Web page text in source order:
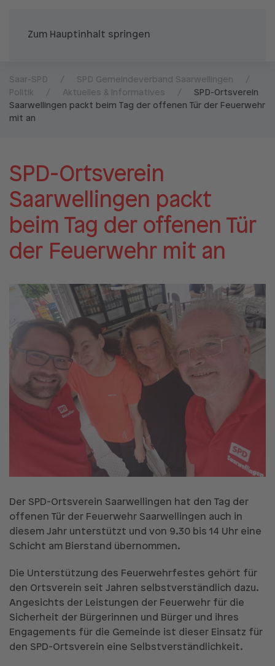
Zum Hauptinhalt springen
Saar-SPD
SPD Gemeindeverband Saarwellingen
Politik
Aktuelles & Informatives
SPD-Ortsverein
Saarwellingen packt beim Tag der offenen Tür der Feuerwehr
mit an
SPD-Ortsverein
Saarwellingen packt
beim Tag der offenen Tür
der Feuerwehr mit an
Der SPD-Ortsverein Saarwellingen hat den Tag der
offenen Tür der Feuerwehr Saarwellingen auch in
diesem Jahr unterstützt und von 9.30 bis 14 Uhr eine
Schicht am Bierstand übernommen.
Die Unterstützung des Feuerwehrfestes gehört für
den Ortsverein seit Jahren selbstverständlich dazu.
Angesichts der Leistungen der Feuerwehr für die
Sicherheit der Bürgerinnen und Bürger und ihres
Engagements für die Gemeinde ist dieser Einsatz für
den SPD-Ortsverein eine Selbstverständlichkeit.